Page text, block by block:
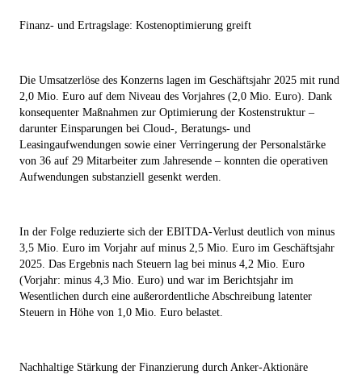
Finanz- und Ertragslage: Kostenoptimierung greift
Die Umsatzerlöse des Konzerns lagen im Geschäftsjahr 2025 mit rund
2,0 Mio. Euro auf dem Niveau des Vorjahres (2,0 Mio. Euro). Dank
konsequenter Maßnahmen zur Optimierung der Kostenstruktur –
darunter Einsparungen bei Cloud-, Beratungs- und
Leasingaufwendungen sowie einer Verringerung der Personalstärke
von 36 auf 29 Mitarbeiter zum Jahresende – konnten die operativen
Aufwendungen substanziell gesenkt werden.
In der Folge reduzierte sich der EBITDA-Verlust deutlich von minus
3,5 Mio. Euro im Vorjahr auf minus 2,5 Mio. Euro im Geschäftsjahr
2025. Das Ergebnis nach Steuern lag bei minus 4,2 Mio. Euro
(Vorjahr: minus 4,3 Mio. Euro) und war im Berichtsjahr im
Wesentlichen durch eine außerordentliche Abschreibung latenter
Steuern in Höhe von 1,0 Mio. Euro belastet.
Nachhaltige Stärkung der Finanzierung durch Anker-Aktionäre